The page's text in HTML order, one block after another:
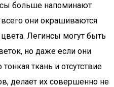
больше напоминают
они окрашиваются
Легинсы могут быть
но даже если они
ткань и отсутствие
делает их совершенно не